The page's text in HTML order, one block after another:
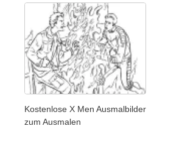
Kostenlose X Men Ausmalbilder
zum Ausmalen